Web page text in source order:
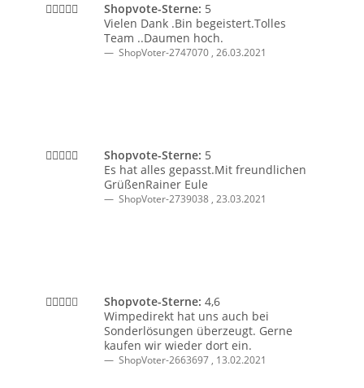
Shopvote-Sterne: 5
Vielen Dank .Bin begeistert.Tolles
Team ..Daumen hoch.
ShopVoter-2747070 , 26.03.2021
Shopvote-Sterne: 5
Es hat alles gepasst.Mit freundlichen
GrüßenRainer Eule
ShopVoter-2739038 , 23.03.2021
Shopvote-Sterne: 4,6
Wimpedirekt hat uns auch bei
Sonderlösungen überzeugt. Gerne
kaufen wir wieder dort ein.
ShopVoter-2663697 , 13.02.2021